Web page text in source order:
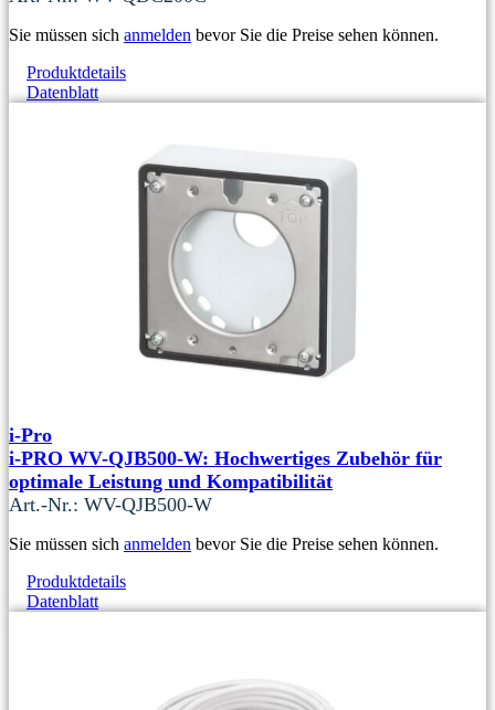
Sie müssen sich anmelden bevor Sie die Preise sehen können.
Produktdetails
Datenblatt
i-Pro
i-PRO WV-QJB500-W: Hochwertiges Zubehör für
optimale Leistung und Kompatibilität
Art.-Nr.: WV-QJB500-W
Sie müssen sich anmelden bevor Sie die Preise sehen können.
Produktdetails
Datenblatt